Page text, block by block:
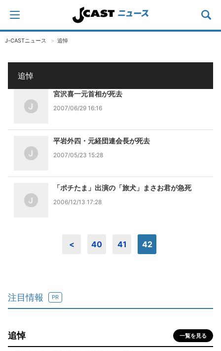
J-CASTニュース 追悼
追悼
宮沢喜一元首相が死去
2007/06/29 16:16
平岩外四・元経団連会長が死去
2007/05/23 15:28
「ポチたま」出演の「旅犬」まさお君が急死
2006/12/13 17:28
< 40 41 42
注目情報 PR
追悼 一覧を見る